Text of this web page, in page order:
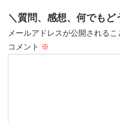
＼質問、感想、何でもど
メールアドレスが公開されるこ
コメント ※